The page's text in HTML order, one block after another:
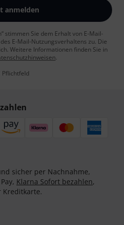
anmelden
stimmen Sie dem Erhalt von E-Mail-
E-Mail-Nutzungsverhaltens zu. Die
Weitere Informationen finden Sie in
.
Pflichtfeld
sicher per Nachnahme,
Klarna Sofort bezahlen,
Kreditkarte.